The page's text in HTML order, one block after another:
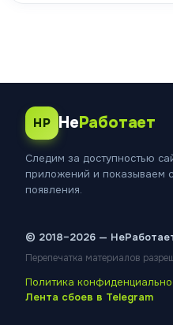
НР НеРаботает
Следим за доступностью
приложений и показываем
появления.
© 2018–2026 —
Перепечатка материалов
Политика
Лента сбоев в Telegram